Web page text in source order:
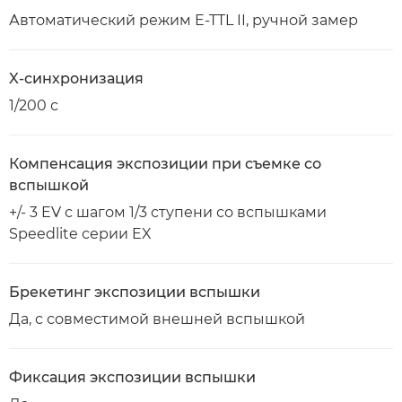
Автоматический режим E-TTL II, ручной замер
X-синхронизация
1/200 с
Компенсация экспозиции при съемке со
вспышкой
+/- 3 EV с шагом 1/3 ступени со вспышками
Speedlite серии EX
Брекетинг экспозиции вспышки
Да, с совместимой внешней вспышкой
Фиксация экспозиции вспышки